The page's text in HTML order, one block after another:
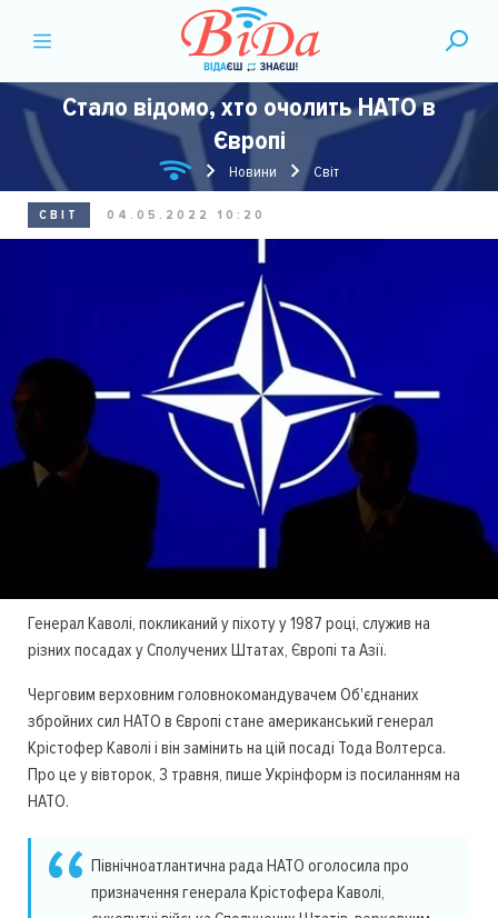
Стало відомо, хто очолить НАТО в
Європі
Новини Світ
СВІТ 04.05.2022 10:20
Генерал Каволі, покликаний у піхоту у 1987 році, служив на
різних посадах у Сполучених Штатах, Європі та Азії.
Черговим верховним головнокомандувачем Об'єднаних
збройних сил НАТО в Європі стане американський генерал
Крістофер Каволі і він замінить на цій посаді Тода Волтерса.
Про це у вівторок, 3 травня, пише Укрінформ із посиланням на
НАТО.
Північноатлантична рада НАТО оголосила про
призначення генерала Крістофера Каволі,